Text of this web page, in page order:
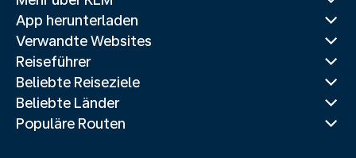
App herunterladen
Verwandte Websites
Reiseführer
Beliebte Reiseziele
Beliebte Länder
Populäre Routen